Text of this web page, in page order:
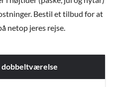
Bestil et tilbud for at
netop jeres rejse.
dobbeltværelse